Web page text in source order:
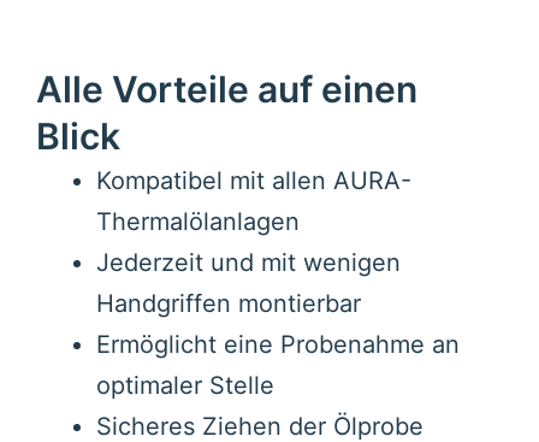
Alle Vorteile auf einen
Blick
Kompatibel mit allen AURA-
Thermalölanlagen
Jederzeit und mit wenigen
Handgriffen montierbar
Ermöglicht eine Probenahme an
optimaler Stelle
Sicheres Ziehen der Ölprobe